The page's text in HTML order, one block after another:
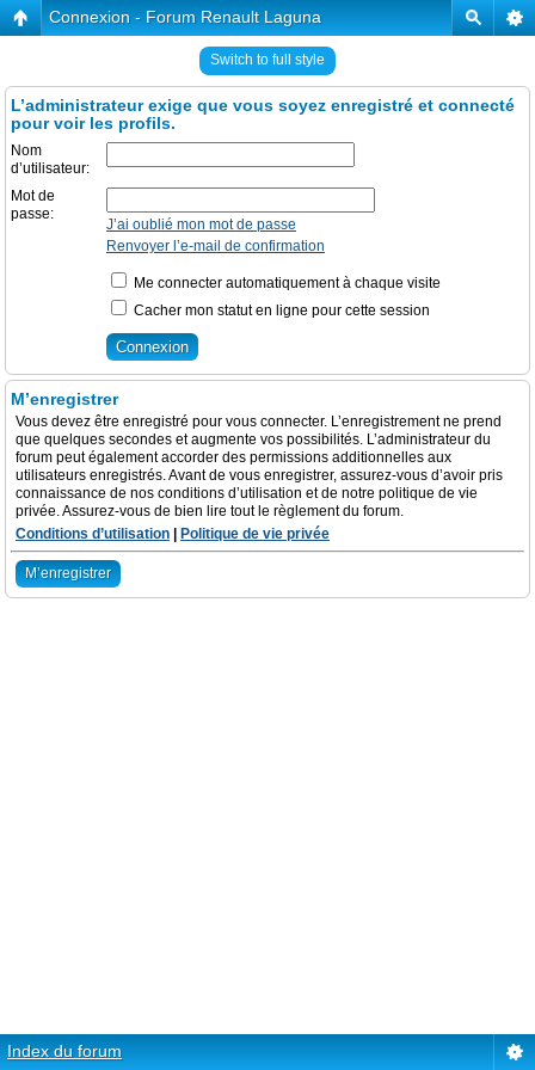
Connexion - Forum Renault Laguna
Switch to full style
L’administrateur exige que vous soyez enregistré et connecté
pour voir les profils.
Nom
d’utilisateur:
Mot de
passe:
J’ai oublié mon mot de passe
Renvoyer l’e-mail de confirmation
Me connecter automatiquement à chaque visite
Cacher mon statut en ligne pour cette session
M’enregistrer
Vous devez être enregistré pour vous connecter. L’enregistrement ne prend
que quelques secondes et augmente vos possibilités. L’administrateur du
forum peut également accorder des permissions additionnelles aux
utilisateurs enregistrés. Avant de vous enregistrer, assurez-vous d’avoir pris
connaissance de nos conditions d’utilisation et de notre politique de vie
privée. Assurez-vous de bien lire tout le règlement du forum.
Conditions d’utilisation
Politique de vie privée
M’enregistrer
Index du forum